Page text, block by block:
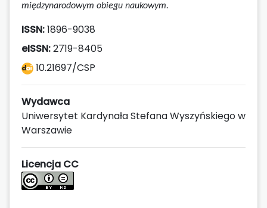
międzynarodowym obiegu naukowym.
ISSN:1896-9038
eISSN:2719-8405
10.21697/CSP
Wydawca
Uniwersytet Kardynała Stefana Wyszyńskiego w
Warszawie
Licencja CC